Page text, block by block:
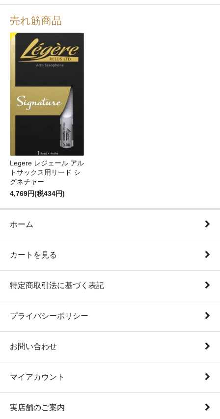
売れ筋商品
Legere レジェール アル
トサックス用リード シ
グネチャー
4,769円(税434円)
ホーム
カートを見る
特定商取引法に基づく表記
プライバシーポリシー
お問い合わせ
マイアカウント
実店舗のご案内